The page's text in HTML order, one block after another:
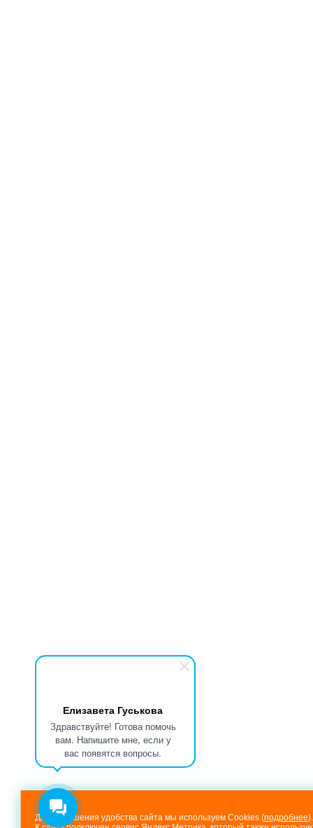
Елизавета Гуськова
Здравствуйте! Готова помочь
вам. Напишите мне, если у
вас появятся вопросы.
Для повышения удобства сайта мы используем Cookies (подробнее).